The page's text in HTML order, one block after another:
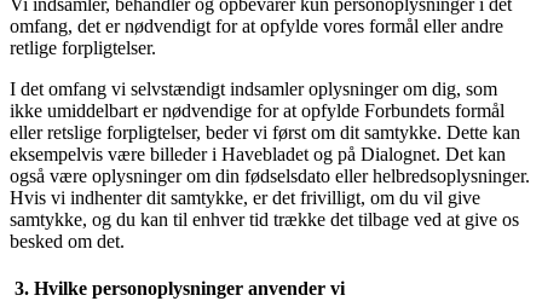
Vi indsamler, behandler og opbevarer kun personoplysninger i det
omfang, det er nødvendigt for at opfylde vores formål eller andre
retlige forpligtelser.
I det omfang vi selvstændigt indsamler oplysninger om dig, som
ikke umiddelbart er nødvendige for at opfylde Forbundets formål
eller retslige forpligtelser, beder vi først om dit samtykke. Dette kan
eksempelvis være billeder i Havebladet og på Dialognet. Det kan
også være oplysninger om din fødselsdato eller helbredsoplysninger.
Hvis vi indhenter dit samtykke, er det frivilligt, om du vil give
samtykke, og du kan til enhver tid trække det tilbage ved at give os
besked om det.
3. Hvilke personoplysninger anvender vi